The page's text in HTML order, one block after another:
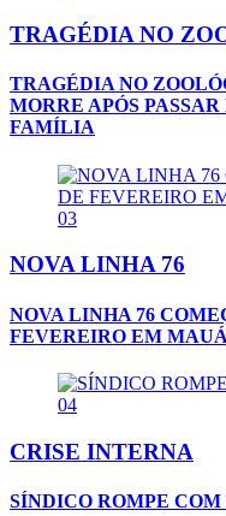
TRAGÉDIA NO
TRAGÉDIA NO
MORRE APÓS
FAMÍLIA
03
NOVA LINHA 76
NOVA LINHA 76
FEVEREIRO EM MAUÁ
04
CRISE INTERNA
SÍNDICO ROMPE